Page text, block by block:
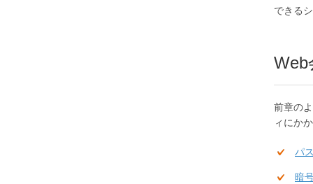
できる
前章の
ィにか
パ
暗